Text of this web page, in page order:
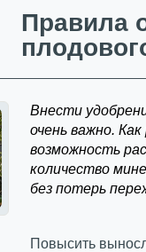
Правила
Внести
очень важно.
возможность
количество
без потерь
Повысить